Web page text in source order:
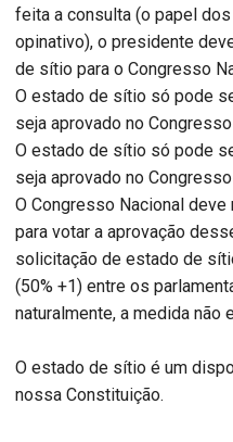
feita a consulta (o papel
opinativo), o presidente
de sítio para o Congresso
O estado de sítio só pode
seja aprovado no
O estado de sítio só pode
seja aprovado no
O Congresso Nacional
para votar a aprovação
solicitação de estado de
(50% +1) entre os
naturalmente, a medida não
O estado de sítio é um
nossa Constituição.